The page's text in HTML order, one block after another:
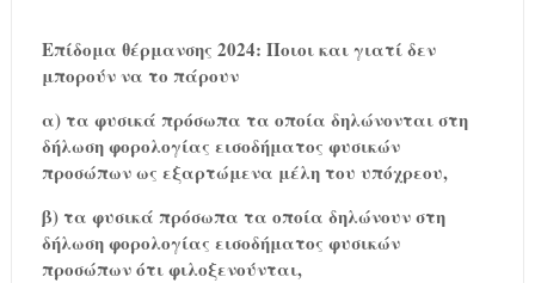
Επίδομα θέρμανσης 2024: Ποιοι και γιατί δεν
μπορούν να το πάρουν
α) τα φυσικά πρόσωπα τα οποία δηλώνονται στη
δήλωση φορολογίας εισοδήματος φυσικών
προσώπων ως εξαρτώμενα μέλη του υπόχρεου,
β) τα φυσικά πρόσωπα τα οποία δηλώνουν στη
δήλωση φορολογίας εισοδήματος φυσικών
προσώπων ότι φιλοξενούνται,